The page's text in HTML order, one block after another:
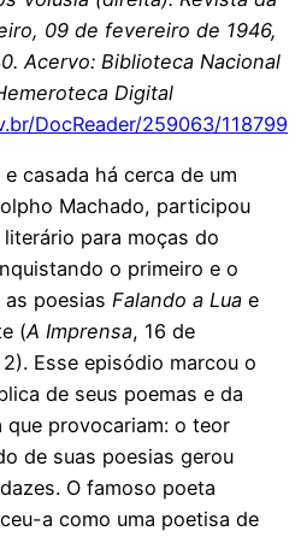
09 de fevereiro de 1946,
Acervo: Biblioteca Nacional
Digital
DocReader/259063/118799
e casada há cerca de um
Machado, participou
para moças do
o primeiro e o
poesias Falando a Lua e
(A Imprensa, 16 de
Esse episódio marcou o
de seus poemas e da
que provocariam: o teor
de suas poesias gerou
O famoso poeta
a como uma poetisa de